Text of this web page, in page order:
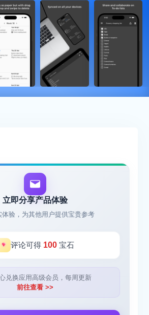
立即分享产品体验
体验，为其他用户提供宝贵参考
评论可得 100宝石
兑换应用高级会员，每周更新
前往查看 >>